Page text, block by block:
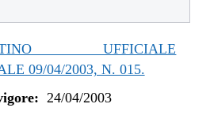
UFFICIALE
09/04/2003, N. 015.
24/04/2003